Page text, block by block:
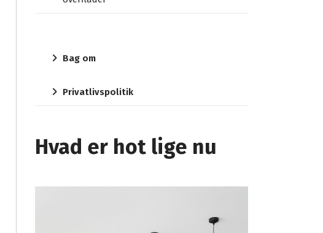
Bag om
Privatlivspolitik
Hvad er hot lige nu